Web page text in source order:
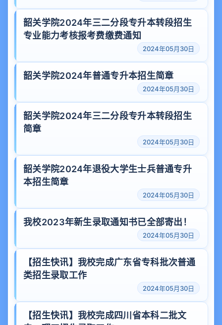
韶关学院2024年三二分段专升本转段招生
专业能力考核报考费缴费通知
2024年05月30日
韶关学院2024年普通专升本招生简章
2024年05月30日
韶关学院2024年三二分段专升本转段招生
简章
2024年05月30日
韶关学院2024年退役大学生士兵普通专升
本招生简章
2024年05月30日
我校2023年新生录取通知书已全部寄出！
2024年05月30日
【招生快讯】我校完成广东省专科批次普通
类招生录取工作
2024年05月30日
【招生快讯】我校完成四川省本科二批文